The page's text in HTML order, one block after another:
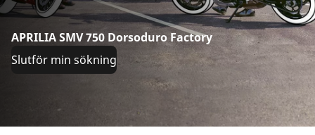
APRILIA SMV 750 Dorsoduro Factory
Slutför min sökning